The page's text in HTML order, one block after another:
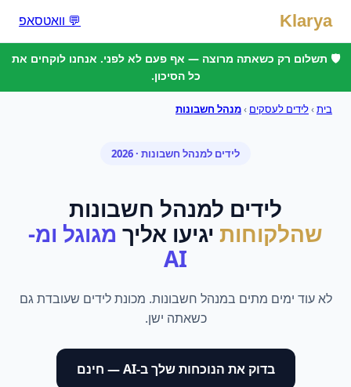
Klarya 💬 וואטסאפ
🛡️ תשלום רק כשאתה מרוצה — אף פעם לא לפני. אנחנו לוקחים את
כל הסיכון.
בית›לידים לעסקים ›מנהל חשבונות
לידים למנהל חשבונות · 2026
לידים למנהל חשבונות
שהלקוחות יגיעו אליך מגוגל ומ-
AI
לא עוד ימים מתים במנהל חשבונות. מכונת לידים שעובדת גם
כשאתה ישן.
בדוק את הנוכחות שלך ב-AI — חינם